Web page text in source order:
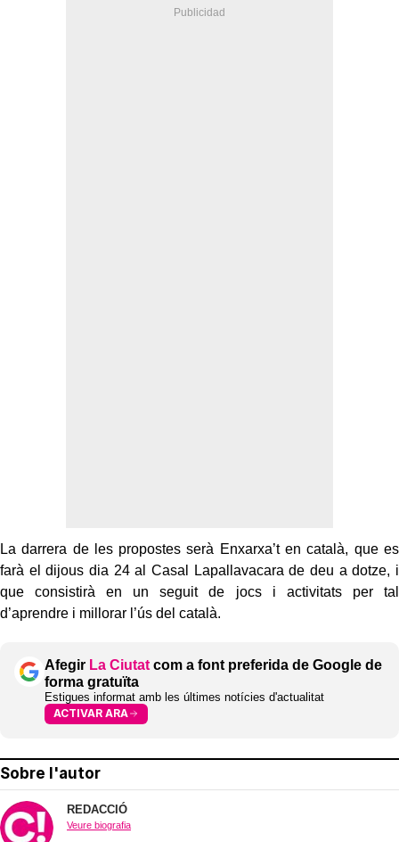
La darrera de les propostes serà Enxarxa’t en català, que es
farà el dijous dia 24 al Casal Lapallavacara de deu a dotze, i
que consistirà en un seguit de jocs i activitats per tal
d’aprendre i millorar l’ús del català.
Afegir La Ciutat com a font preferida de Google de
forma gratuïta
Estigues informat amb les últimes notícies d'actualitat
ACTIVAR ARA
Sobre l'autor
REDACCIÓ
Veure biografia